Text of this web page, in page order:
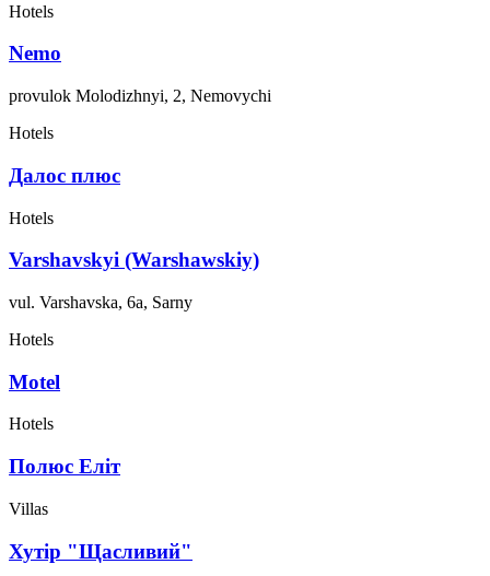
Hotels
Nemo
provulok Molodizhnyi, 2, Nemovychi
Hotels
Далос плюс
Hotels
Varshavskyi (Warshawskiy)
vul. Varshavska, 6a, Sarny
Hotels
Motel
Hotels
Полюс Еліт
Villas
Хутір "Щасливий"